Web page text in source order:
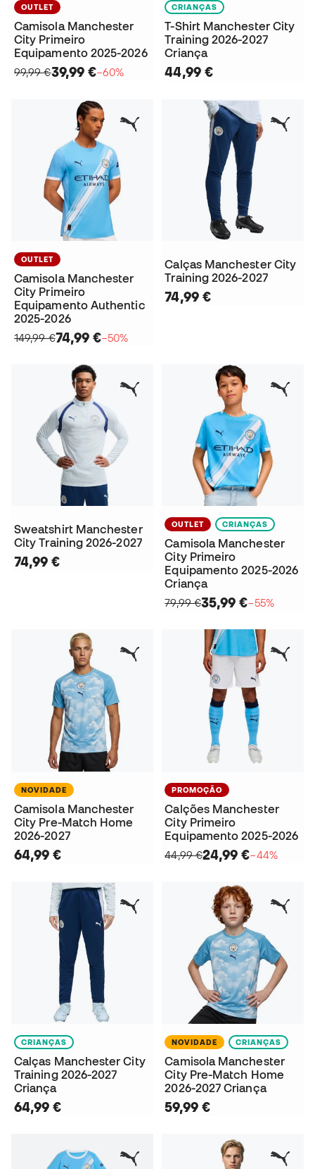
OUTLET
Camisola Manchester
City Primeiro
Equipamento 2025-2026
99,99 €39,99 €−60%
CRIANÇAS
T-Shirt Manchester City
Training 2026-2027
Criança
44,99 €
OUTLET
Camisola Manchester
City Primeiro
Equipamento Authentic
2025-2026
149,99 €74,99 €−50%
Calças Manchester City
Training 2026-2027
74,99 €
Sweatshirt Manchester
City Training 2026-2027
74,99 €
OUTLET CRIANÇAS
Camisola Manchester
City Primeiro
Equipamento 2025-2026
Criança
79,99 €35,99 €−55%
NOVIDADE
Camisola Manchester
City Pre-Match Home
2026-2027
64,99 €
PROMOÇÃO
Calções Manchester
City Primeiro
Equipamento 2025-2026
44,99 €24,99 €−44%
CRIANÇAS
Calças Manchester City
Training 2026-2027
Criança
64,99 €
NOVIDADE CRIANÇAS
Camisola Manchester
City Pre-Match Home
2026-2027 Criança
59,99 €